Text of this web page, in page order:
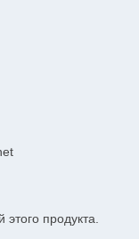
продукта.